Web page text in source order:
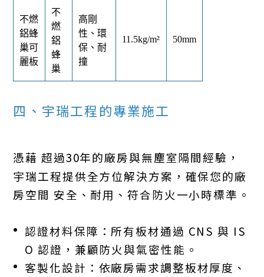
不燃
鋁蜂
巢可
麗板
不
燃
鋁
蜂
巢
高剛
性、環
保、耐
撞
11.5kg/m² 50mm
四、宇瑞工程的專業施工
憑藉 超過30年的廠房與無塵室隔間經驗，
宇瑞工程提供全方位解決方案，確保您的廠
房空間 安全、耐用、符合防火一小時標準。
認證材料保障：所有板材通過 CNS 與 IS
O 認證，兼顧防火與氣密性能。
客製化設計：依廠房需求調整板材厚度、